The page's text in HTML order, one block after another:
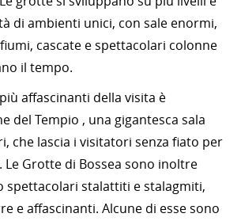
di ambienti unici, con sale enormi,
cascate e spettacolari colonne
il tempo.
affascinanti della visita è
del Tempio , una gigantesca sala
che lascia i visitatori senza fiato per
Le Grotte di Bossea sono inoltre
spettacolari stalattiti e stalagmiti,
e affascinanti. Alcune di esse sono